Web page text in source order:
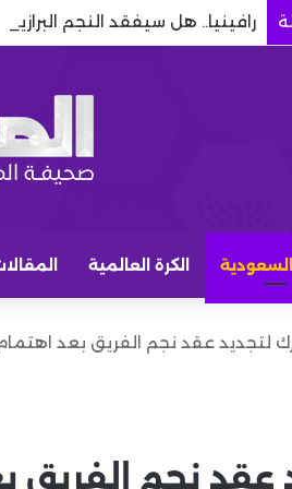
رافينيا.. هل سيفقد النجم
السعودية الكرة العالمية
لتجديد عقد نجم الفريق بعد اهتمام
عقد نجم الفريق